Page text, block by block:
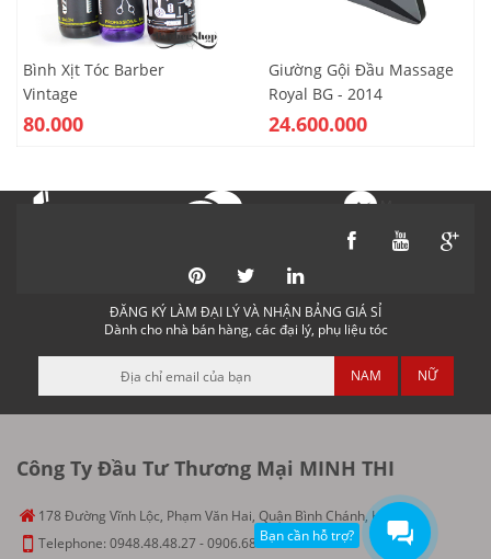
Bình Xịt Tóc Barber
Vintage
80.000
Giường Gội Đầu Massage
Royal BG - 2014
24.600.000
Messenger
ĐĂNG KÝ LÀM ĐẠI LÝ VÀ NHẬN BẢNG GIÁ SỈ
Dành cho nhà bán hàng, các đại lý, phụ liệu tóc
NAM NỮ
Công Ty Đầu Tư Thương Mại MINH THI
178 Đường Vĩnh Lộc, Phạm Văn Hai, Quận Bình Chánh, HCM
Telephone: 0948.48.48.27-0906.686.151Bạn cần hỗ trợ?